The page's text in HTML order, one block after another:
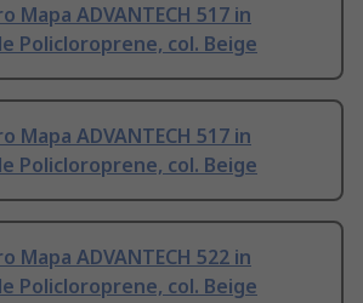
Mapa ADVANTECH 517 in
Policloroprene, col. Beige
Mapa ADVANTECH 517 in
Policloroprene, col. Beige
Mapa ADVANTECH 522 in
Policloroprene, col. Beige